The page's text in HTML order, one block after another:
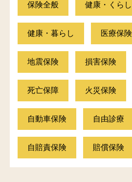
保険全般 健康・くらし
健康・暮らし 医療保険
地震保険 損害保険
死亡保障 火災保険
自動車保険 自由診療
自賠責保険 賠償保険